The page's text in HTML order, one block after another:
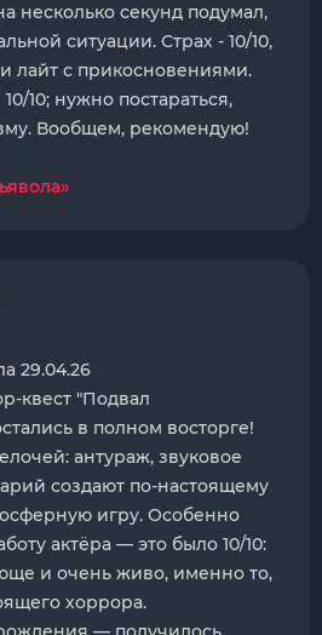
несколько секунд подумал,
ситуации. Страх - 10/10,
лайт с прикосновениями.
10; нужно постараться,
Вообщем, рекомендую!
29.04.26
квест "Подвал
в полном восторге!
антураж, звуковое
создают по-настоящему
игру. Особенно
актёра — это было 10/10:
и очень живо, именно то,
хоррора.